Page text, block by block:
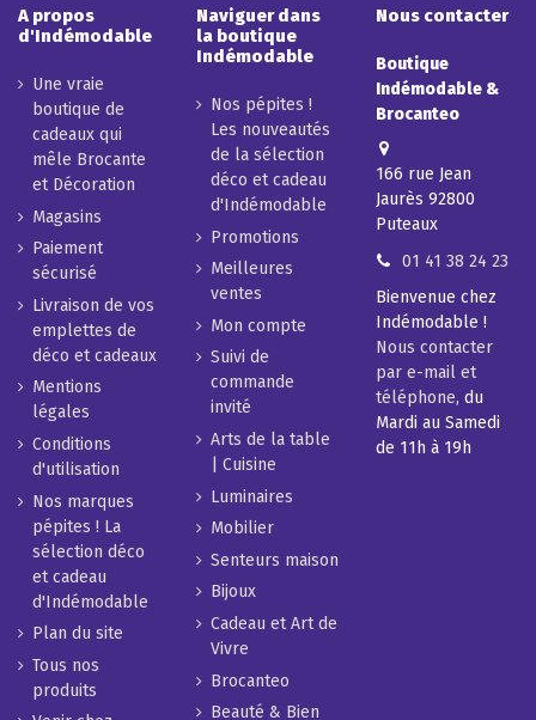
A propos
d'Indémodable
Une vraie
boutique de
cadeaux qui
mêle Brocante
et Décoration
Magasins
Paiement
sécurisé
Livraison de vos
emplettes de
déco et cadeaux
Mentions
légales
Conditions
d'utilisation
Nos marques
pépites ! La
sélection déco
et cadeau
d'Indémodable
Plan du site
Tous nos
produits
Naviguer dans
la boutique
Indémodable
Nos pépites !
Les nouveautés
de la sélection
déco et cadeau
d'Indémodable
Promotions
Meilleures
ventes
Mon compte
Suivi de
commande
invité
Arts de la table
| Cuisine
Luminaires
Mobilier
Senteurs maison
Bijoux
Cadeau et Art de
Vivre
Brocanteo
Beauté & Bien
Nous contacter
Boutique
Indémodable &
Brocanteo
166 rue Jean
Jaurès 92800
Puteaux
01 41 38 24 23
Bienvenue chez
Indémodable !
Nous contacter
par e-mail et
téléphone, du
Mardi au Samedi
de 11h à 19h